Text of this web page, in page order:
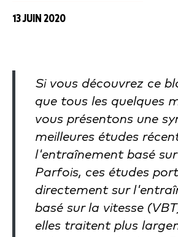
13 JUIN 2020
Si vous découvrez ce
que tous les quelques
vous présentons une
meilleures études
l'entraînement basé sur
Parfois, ces études
directement sur
basé sur la vitesse
elles traitent plus